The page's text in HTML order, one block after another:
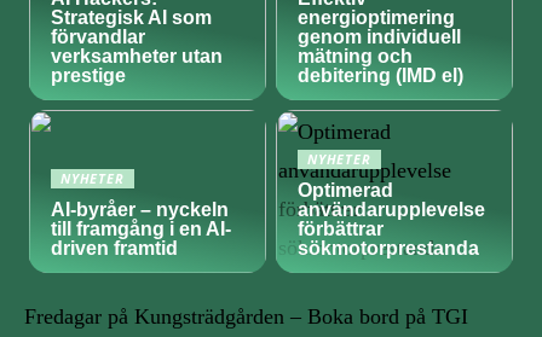
Strategisk AI som
förvandlar
verksamheter utan
prestige
energioptimering
genom individuell
mätning och
debitering (IMD el)
NYHETER
AI-byråer – nyckeln
till framgång i en AI-
driven framtid
NYHETER
Optimerad
användarupplevelse
förbättrar
sökmotorprestanda
Fredagar på Kungsträdgården – Boka bord på TGI